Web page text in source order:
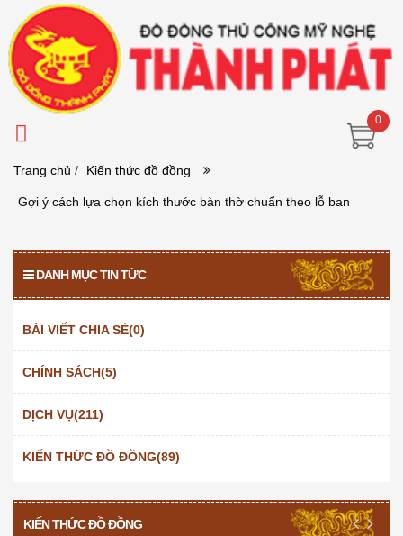
0
Trang chủ / Kiến thức đồ đồng
Gợi ý cách lựa chọn kích thước bàn thờ chuẩn theo lỗ ban
DANH MỤC TIN TỨC
BÀI VIẾT CHIA SẺ(0)
CHÍNH SÁCH(5)
DỊCH VỤ(211)
KIẾN THỨC ĐỒ ĐỒNG(89)
KIẾN THỨC ĐỒ ĐỒNG